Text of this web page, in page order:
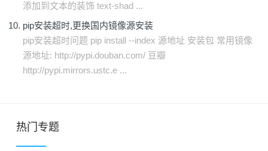
添加到文本的装饰 text-shad ...
pip安装超时,更换国内镜像源安装
pip安装超时问题 pip install --index 源地址 安装包 常用镜像
源地址: http://pypi.douban.com/ 豆瓣
http://pypi.mirrors.ustc.e ...
热门专题